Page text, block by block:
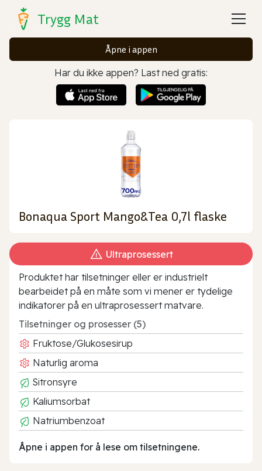
Trygg Mat
Åpne i appen
Har du ikke appen? Last ned gratis:
Bonaqua Sport Mango&Tea 0,7l flaske
Ultraprosessert
Produktet har tilsetninger eller er industrielt
bearbeidet på en måte som vi mener er tydelige
indikatorer på en ultraprosessert matvare.
Tilsetninger og prosesser (5)
Fruktose/Glukosesirup
Naturlig aroma
Sitronsyre
Kaliumsorbat
Natriumbenzoat
Åpne i appen for å lese om tilsetningene.